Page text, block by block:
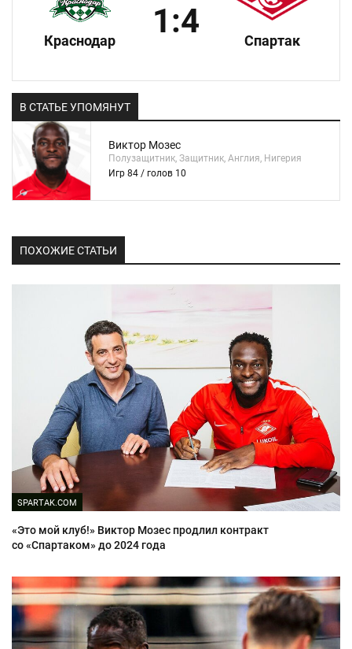
Краснодар
1:4
Спартак
В СТАТЬЕ УПОМЯНУТ
Виктор Мозес
Полузащитник, Защитник, Англия, Нигерия
Игр 84 / голов 10
ПОХОЖИЕ СТАТЬИ
SPARTAK.COM
«Это мой клуб!» Виктор Мозес продлил контракт
со «Спартаком» до 2024 года